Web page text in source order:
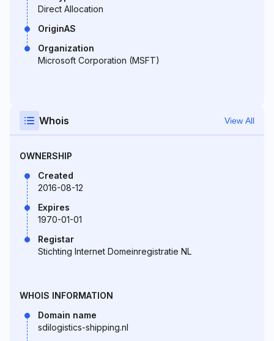
Direct Allocation
OriginAS
Organization
Microsoft Corporation (MSFT)
Whois View All
OWNERSHIP
Created
2016-08-12
Expires
1970-01-01
Registar
Stichting Internet Domeinregistratie NL
WHOIS INFORMATION
Domain name
sdilogistics-shipping.nl